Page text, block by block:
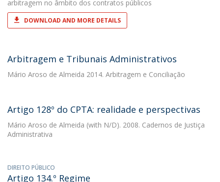
arbitragem no âmbito dos contratos públicos
DOWNLOAD AND MORE DETAILS
Arbitragem e Tribunais Administrativos
Mário Aroso de Almeida 2014. Arbitragem e Conciliação
Artigo 128º do CPTA: realidade e perspectivas
Mário Aroso de Almeida (with N/D). 2008. Cadernos de Justiça
Administrativa
DIREITO PÚBLICO
Artigo 134.º Regime